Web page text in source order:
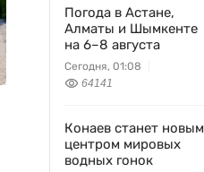
Погода в Астане,
Алматы и Шымкенте
на 6–8 августа
Сегодня, 01:08
64141
Конаев станет новым
центром мировых
водных гонок